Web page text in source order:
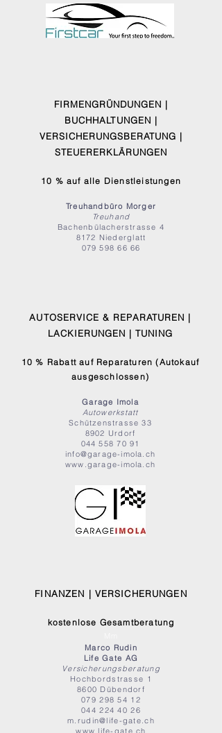
FIRMENGRÜNDUNGEN |
BUCHHALTUNGEN |
VERSICHERUNGSBERATUNG |
STEUERERKLÄRUNGEN
10 % auf alle Dienstleistungen
Treuhandbüro Morger
Treuhand
Bachenbülacherstrasse 4
8172 Niederglatt
079 598 66 66
AUTOSERVICE & REPARATUREN |
LACKIERUNGEN | TUNING
10 % Rabatt auf Reparaturen (Autokauf
ausgeschlossen)
Garage Imola
Autowerkstatt
Schützenstrasse 33
8902 Urdorf
044 558 70 91
info@garage-imola.ch
www.garage-imola.ch
FINANZEN | VERSICHERUNGEN
kostenlose Gesamtberatung
Marco Rudin
Life Gate AG
Versicherungsberatung
Hochbordstrasse 1
8600 Dübendorf
079 298 54 12
044 224 40 26
m.rudin@life-gate.ch
www.life-gate.ch